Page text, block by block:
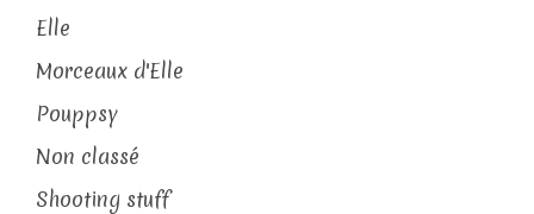
Elle
Morceaux d'Elle
Pouppsy
Non classé
Shooting stuff